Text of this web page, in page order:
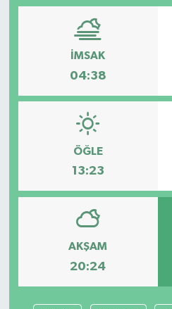
İMSAK
04:38
ÖĞLE
13:23
AKŞAM
20:24
Magazin
Gündem
Kültür & Sanat
Teknoloji
Bilim, Teknoloji